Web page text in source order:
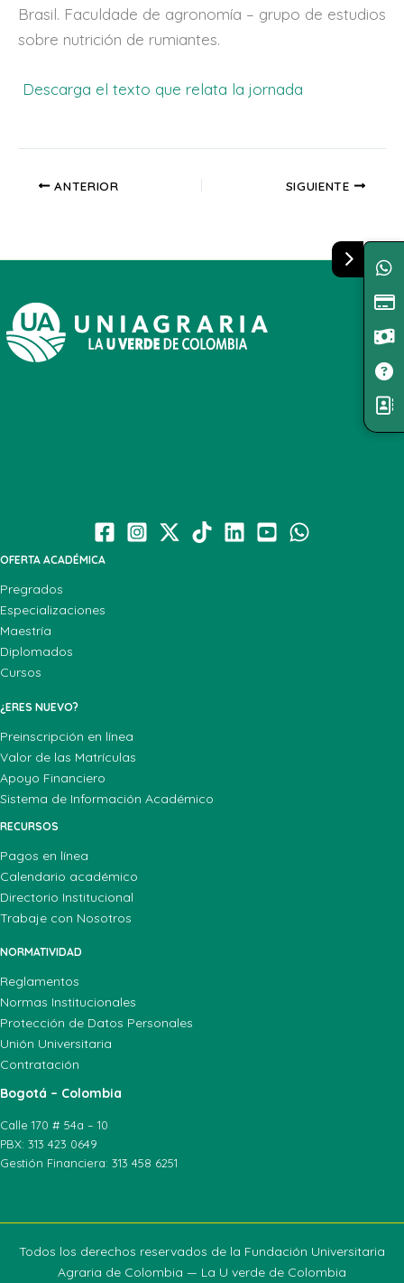
Brasil. Faculdade de agronomía – grupo de estudios
sobre nutrición de rumiantes.
Descarga el texto que relata la jornada
ANTERIOR SIGUIENTE
OFERTA ACADÉMICA
Pregrados
Especializaciones
Maestría
Diplomados
Cursos
¿ERES NUEVO?
Preinscripción en línea
Valor de las Matrículas
Apoyo Financiero
Sistema de Información Académico
RECURSOS
Pagos en línea
Calendario académico
Directorio Institucional
Trabaje con Nosotros
NORMATIVIDAD
Reglamentos
Normas Institucionales
Protección de Datos Personales
Unión Universitaria
Contratación
Bogotá – Colombia
Calle 170 # 54a – 10
PBX: 313 423 0649
Gestión Financiera: 313 458 6251
Todos los derechos reservados de la Fundación Universitaria
Agraria de Colombia — La U verde de Colombia